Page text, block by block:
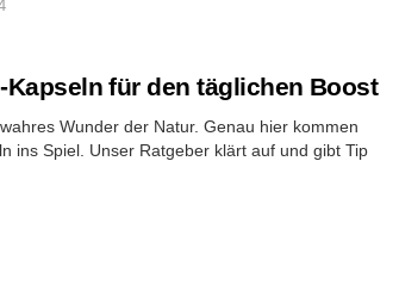
Kapseln für den täglichen Boost
Wunder der Natur. Genau hier kommen
ins Spiel. Unser Ratgeber klärt auf und gibt Tip